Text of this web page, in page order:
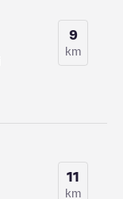
9
km
11
km